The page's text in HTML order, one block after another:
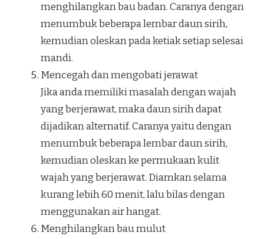
menghilangkan bau badan. Caranya dengan
menumbuk beberapa lembar daun sirih,
kemudian oleskan pada ketiak setiap selesai
mandi.
Mencegah dan mengobati jerawat
Jika anda memiliki masalah dengan wajah
yang berjerawat, maka daun sirih dapat
dijadikan alternatif. Caranya yaitu dengan
menumbuk beberapa lembar daun sirih,
kemudian oleskan ke permukaan kulit
wajah yang berjerawat. Diamkan selama
kurang lebih 60 menit, lalu bilas dengan
menggunakan air hangat.
Menghilangkan bau mulut